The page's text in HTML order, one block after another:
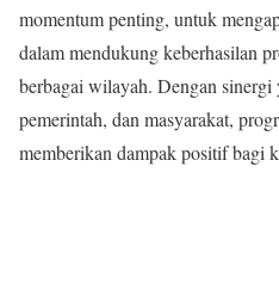
momentum penting, untuk
dalam mendukung keberhasilan
berbagai wilayah. Dengan
pemerintah, dan masyarakat,
memberikan dampak positif bagi